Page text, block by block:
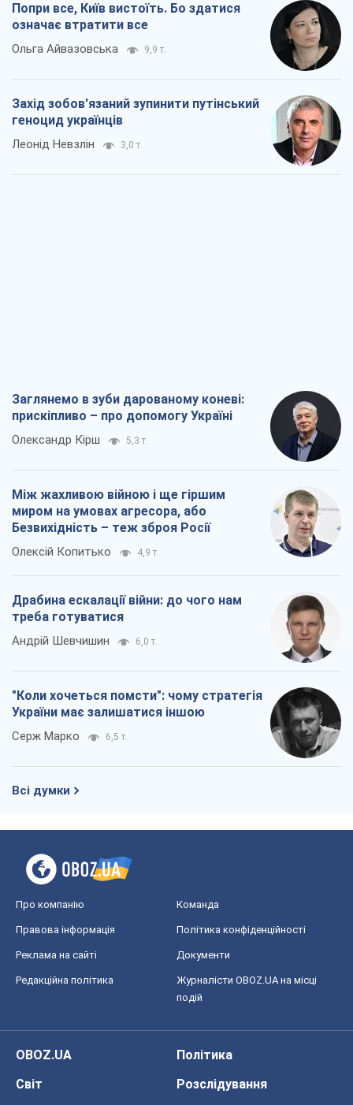
Попри все, Київ вистоїть. Бо здатися
означає втратити все
Ольга Айвазовська 9,9 т.
Захід зобов'язаний зупинити путінський
геноцид українців
Леонід Невзлін 3,0 т.
Заглянемо в зуби дарованому коневі:
прискіпливо – про допомогу Україні
Олександр Кірш 5,3 т.
Між жахливою війною і ще гіршим
миром на умовах агресора, або
Безвихідність – теж зброя Росії
Олексій Копитько 4,9 т.
Драбина ескалації війни: до чого нам
треба готуватися
Андрій Шевчишин 6,0 т.
"Коли хочеться помсти": чому стратегія
України має залишатися іншою
Серж Марко 6,5 т.
Всі думки
Про компанію Команда
Правова інформація Політика конфіденційності
Реклама на сайті Документи
Редакційна політика
Журналісти OBOZ.UA на місці
подій
OBOZ.UA
Політика
Світ
Розслідування